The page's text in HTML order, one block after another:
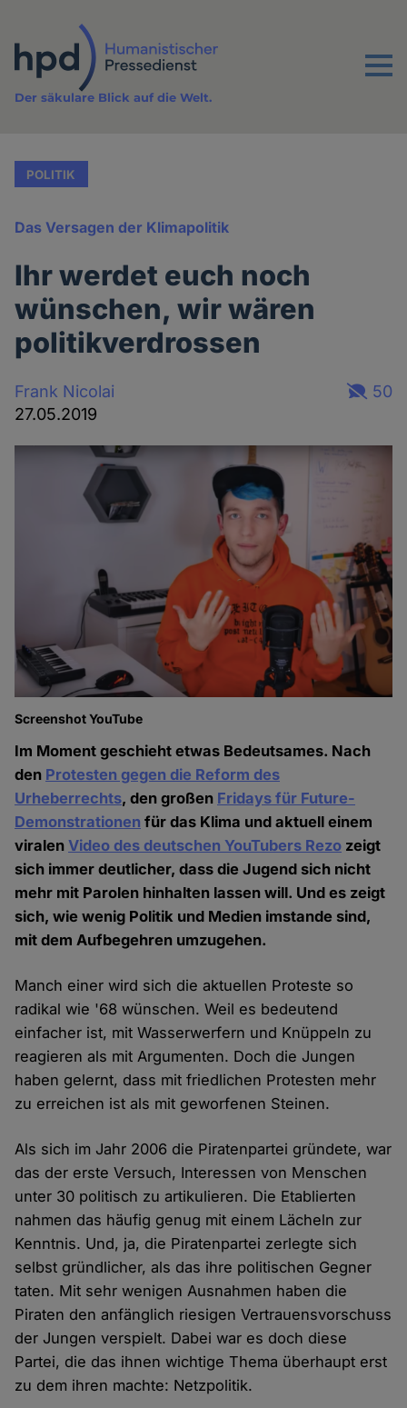
Inhalt
Menu
Der säkulare Blick auf die Welt.
POLITIK
Das Versagen der Klimapolitik
Ihr werdet euch noch
wünschen, wir wären
politikverdrossen
Frank Nicolai
27.05.2019
50
Screenshot YouTube
Im Moment geschieht etwas Bedeutsames. Nach
den Protesten gegen die Reform des
Urheberrechts, den großen Fridays für Future-
Demonstrationen für das Klima und aktuell einem
viralenVideo des deutschen YouTubers Rezo zeigt
sich immer deutlicher, dass die Jugend sich nicht
mehr mit Parolen hinhalten lassen will. Und es zeigt
sich, wie wenig Politik und Medien imstande sind,
mit dem Aufbegehren umzugehen.
Manch einer wird sich die aktuellen Proteste so
radikal wie '68 wünschen. Weil es bedeutend
einfacher ist, mit Wasserwerfern und Knüppeln zu
reagieren als mit Argumenten. Doch die Jungen
haben gelernt, dass mit friedlichen Protesten mehr
zu erreichen ist als mit geworfenen Steinen.
Als sich im Jahr 2006 die Piratenpartei gründete, war
das der erste Versuch, Interessen von Menschen
unter 30 politisch zu artikulieren. Die Etablierten
nahmen das häufig genug mit einem Lächeln zur
Kenntnis. Und, ja, die Piratenpartei zerlegte sich
selbst gründlicher, als das ihre politischen Gegner
taten. Mit sehr wenigen Ausnahmen haben die
Piraten den anfänglich riesigen Vertrauensvorschuss
der Jungen verspielt. Dabei war es doch diese
Partei, die das ihnen wichtige Thema überhaupt erst
zu dem ihren machte: Netzpolitik.